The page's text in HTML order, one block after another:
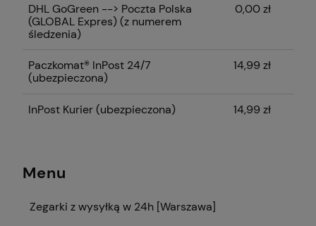
DHL GoGreen --> Poczta Polska
(GLOBAL Expres) (z numerem
śledzenia)
0,00 zł
Paczkomat® InPost 24/7
(ubezpieczona)
14,99 zł
InPost Kurier (ubezpieczona) 14,99 zł
Menu
Zegarki z wysyłką w 24h [Warszawa]